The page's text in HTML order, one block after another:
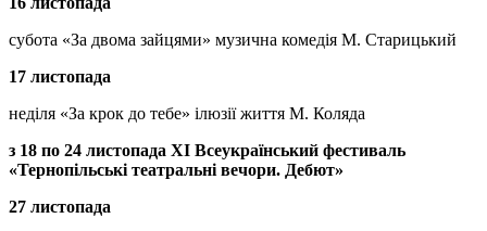
субота «За двома зайцями» музична комедія М. Старицький
17 листопада
неділя «За крок до тебе» ілюзії життя М. Коляда
з 18 по 24 листопада XI Всеукраїнський фестиваль
«Тернопільські театральні вечори. Дебют»
27 листопада